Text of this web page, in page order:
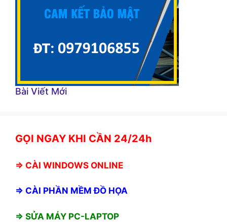
Bài Viết Mới
GỌI NGAY KHI CẦN 24/24h
⇒ CÀI WINDOWS ONLINE
⇒ CÀI PHẦN MỀM ĐỒ HỌA
⇒ SỬA MÁY PC-LAPTOP